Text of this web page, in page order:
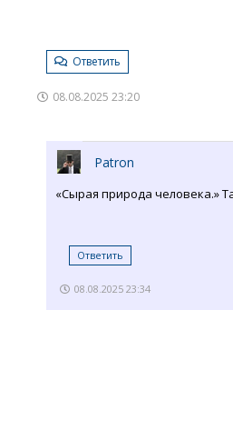
Ответить
08.08.2025 23:20
Patron
«Сырая природа человека.»
Ответить
08.08.2025 23:34